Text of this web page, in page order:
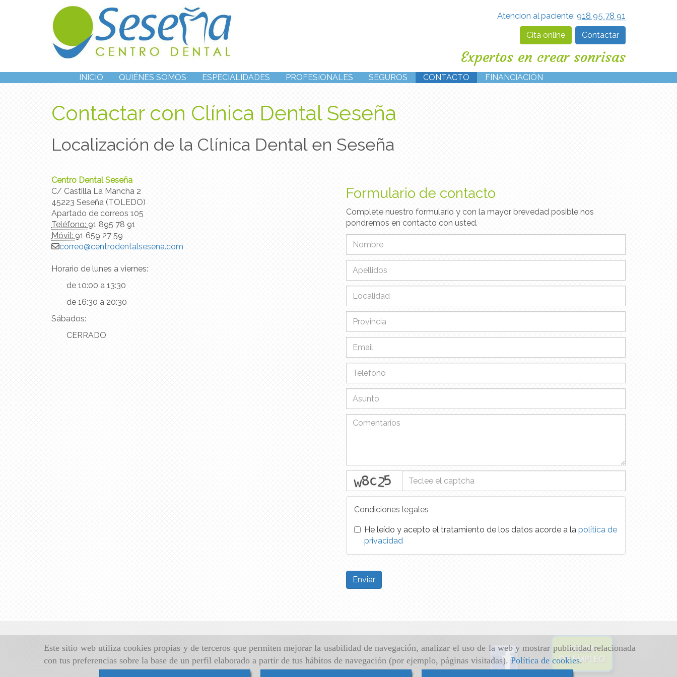
Este sitio web utiliza cookies propias y de terceros que permiten mejorar la usabilidad de navegación, analizar el uso de la web y mostrar publicidad relacionada
con tus preferencias sobre la base de un perfil elaborado a partir de tus hábitos de navegación (por ejemplo, páginas visitadas).Política de cookies.
Atencion al paciente: 918 95 78 91
Cita online Contactar
Expertos en crear sonrisas
INICIO QUIÉNES SOMOS ESPECIALIDADES PROFESIONALES SEGUROS CONTACTO FINANCIACIÓN
Contactar con Clínica Dental Seseña
Localización de la Clínica Dental en Seseña
Centro Dental Seseña
C/ Castilla La Mancha 2
45223 Seseña (TOLEDO)
Apartado de correos 105
Teléfono: 91 895 78 91
Móvil: 91 659 27 59
correo
centrodentalsesena.com
Horario de lunes a viernes:
de 10:00 a 13:30
de 16:30 a 20:30
Sábados:
CERRADO
Formulario de contacto
Complete nuestro formulario y con la mayor brevedad posible nos
pondremos en contacto con usted.
Condiciones legales
He leído y acepto el tratamiento de los datos acorde a la política de
privacidad
Enviar